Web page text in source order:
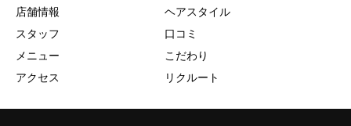
店舗情報
スタッフ
メニュー
アクセス
ヘアスタイル
口コミ
こだわり
リクルート